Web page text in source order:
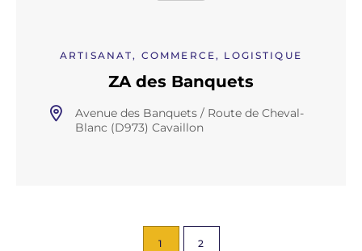
ARTISANAT, COMMERCE, LOGISTIQUE
ZA des Banquets
Avenue des Banquets / Route de Cheval-
Blanc (D973) Cavaillon
1 2